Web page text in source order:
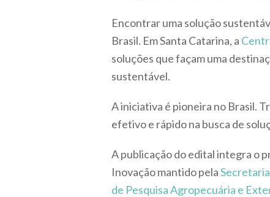
Encontrar uma solução
Brasil. Em Santa Catarina, a
soluções que façam uma
sustentável.
A iniciativa é pioneira no Brasil.
efetivo e rápido na busca de
A publicação do edital integra o
Inovação mantido pela
de Pesquisa Agropecuária e